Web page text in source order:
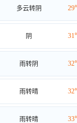
多云转阴
阴
雨转阴
雨转晴
雨转晴